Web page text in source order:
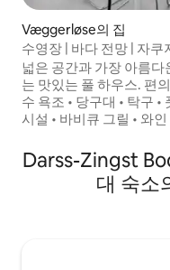
Væggerløse의 집
수영장 | 바다 전망 | 자쿠
넓은 공간과 가장 아름
는 맛있는 풀 하우스. 편의시설 • 수영장 • 온
수 욕조 • 당구대 • 탁구 • 풋볼 • 전기차 충전
시설 • 바비큐 그릴 • 와
역 (고속 인터넷) • 킹사
90/200 침대 2개 • 유아용 침대와 유아용 의
자 • 세탁기 및 회전식
Darss-Zingst
대 숙소